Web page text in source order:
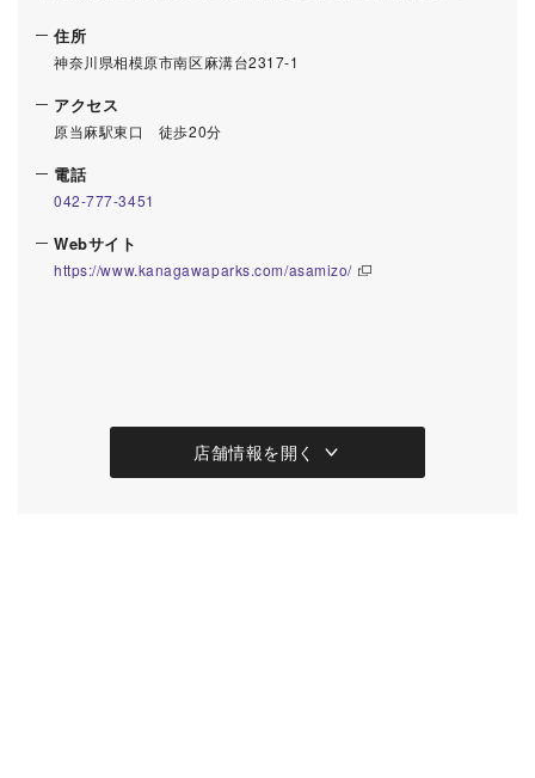
住所
神奈川県相模原市南区麻溝台2317-1
アクセス
原当麻駅東口 徒歩20分
電話
042-777-3451
Webサイト
https://www.kanagawaparks.com/asamizo/
店舗情報を開く